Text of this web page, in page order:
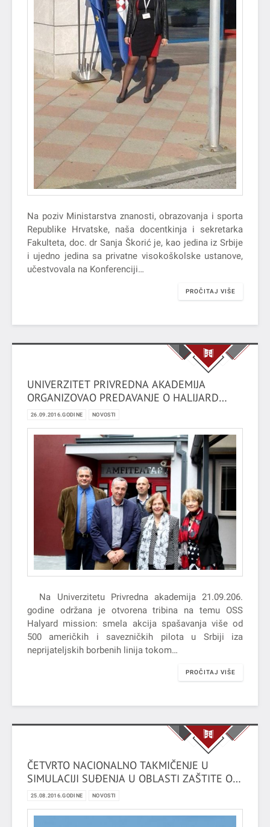
Na poziv Ministarstva znanosti, obrazovanja i sporta
Republike Hrvatske, naša docentkinja i sekretarka
Fakulteta, doc. dr Sanja Škorić je, kao jedina iz Srbije
i ujedno jedina sa privatne visokoškolske ustanove,
učestvovala na Konferenciji…
PROČITAJ VIŠE
UNIVERZITET PRIVREDNA AKADEMIJA
ORGANIZOVAO PREDAVANJE O HALIJARD
MISIJI
26.09.2016.GODINE NOVOSTI
Na Univerzitetu Privredna akademija 21.09.206.
godine održana je otvorena tribina na temu OSS
Halyard mission: smela akcija spašavanja više od
500 američkih i savezničkih pilota u Srbiji iza
neprijateljskih borbenih linija tokom…
PROČITAJ VIŠE
ČETVRTO NACIONALNO TAKMIČENJE U
SIMULACIJI SUĐENJA U OBLASTI ZAŠTITE OD
DISKRIMINACIJE
25.08.2016.GODINE NOVOSTI